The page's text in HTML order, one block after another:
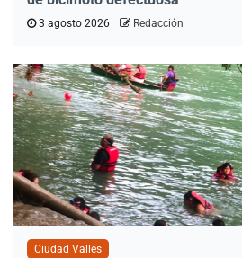
3 agosto 2026 Redacción
Ciudad Valles